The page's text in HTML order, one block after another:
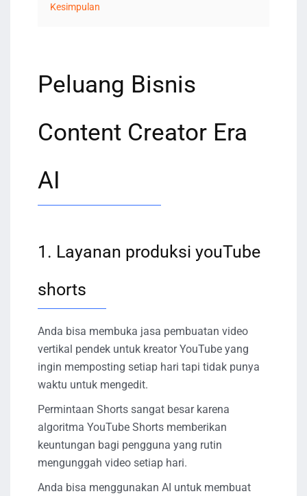
Kesimpulan
Peluang Bisnis
Content Creator Era
AI
1. Layanan produksi youTube
shorts
Anda bisa membuka jasa pembuatan video
vertikal pendek untuk kreator YouTube yang
ingin memposting setiap hari tapi tidak punya
waktu untuk mengedit.
Permintaan Shorts sangat besar karena
algoritma YouTube Shorts memberikan
keuntungan bagi pengguna yang rutin
mengunggah video setiap hari.
Anda bisa menggunakan AI untuk membuat